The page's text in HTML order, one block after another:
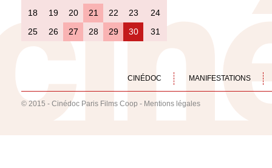
18
19 20 21 22 23
24
25
26 27 28 29 30 31
CINÉDOC MANIFESTATIONS
© 2015 - Cinédoc Paris Films Coop - Mentions légales